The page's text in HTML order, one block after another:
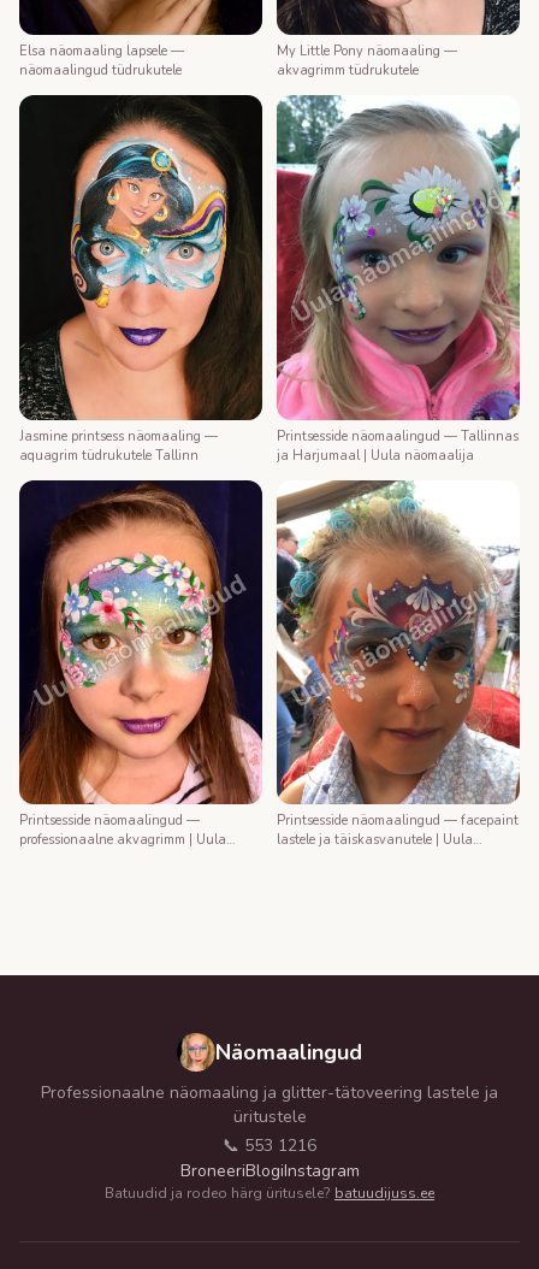
Elsa näomaaling lapsele —
näomaalingud tüdrukutele
My Little Pony näomaaling —
akvagrimm tüdrukutele
Jasmine printsess näomaaling —
aquagrim tüdrukutele Tallinn
Printsesside näomaalingud — Tallinnas
ja Harjumaal | Uula näomaalija
Printsesside näomaalingud —
professionaalne akvagrimm | Uula
Printsesside näomaalingud — facepaint
lastele ja täiskasvanutele | Uula
Näomaalingud
Professionaalne näomaaling ja glitter-tätoveering lastele ja
üritustele
📞 553 1216
BroneeriBlogiInstagram
Batuudid ja rodeo härg üritusele? batuudijuss.ee